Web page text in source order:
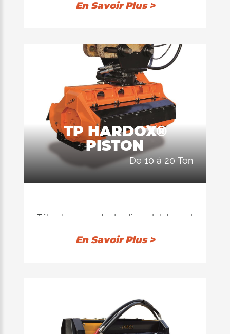
verts publics et privés, dans l’agriculture,
dans la construction et dans la petite
DIAMÈTRE MAX. DE BROYAGE Ø 10
cm máx
POIDS EXCAVATEUR de 8 à 15 ton.
DÉBIT de 85 à 120 L/min
En Savoir Plus >
TP HARDOX®
PISTON
de 10 à 20 Ton
Tête de coupe hydraulique totalement
totalement de 5 mm et une côté
interchangeable de divers types.
Transmission indirecte avec poulies
dentées et courroie en Kevlar.
En Savoir Plus >